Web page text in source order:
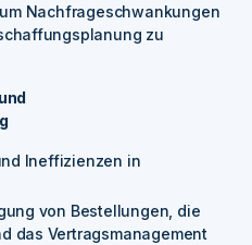
Nachfrageschwankungen
zu
Ineffizienzen in
von Bestellungen, die
das Vertragsmanagement